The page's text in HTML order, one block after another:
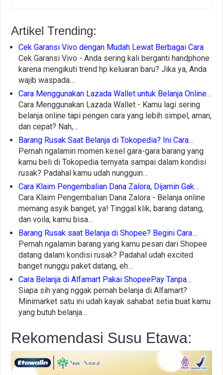
Artikel Trending:
Cek Garansi Vivo dengan Mudah Lewat Berbagai Cara
Cek Garansi Vivo - Anda sering kali berganti handphone
karena mengikuti trend hp keluaran baru? Jika ya, Anda
wajib waspada…
Cara Menggunakan Lazada Wallet untuk Belanja Online…
Cara Menggunakan Lazada Wallet - Kamu lagi sering
belanja online tapi pengen cara yang lebih simpel, aman,
dan cepat? Nah,…
Barang Rusak Saat Belanja di Tokopedia? Ini Cara…
Pernah ngalamin momen kesel gara-gara barang yang
kamu beli di Tokopedia ternyata sampai dalam kondisi
rusak? Padahal kamu udah nungguin…
Cara Klaim Pengembalian Dana Zalora, Dijamin Gak…
Cara Klaim Pengembalian Dana Zalora - Belanja online
memang asyik banget, ya! Tinggal klik, barang datang,
dan voila, kamu bisa…
Barang Rusak saat Belanja di Shopee? Begini Cara…
Pernah ngalamin barang yang kamu pesan dari Shopee
datang dalam kondisi rusak? Padahal udah excited
banget nunggu paket datang, eh…
Cara Belanja di Alfamart Pakai ShopeePay Tanpa…
Siapa sih yang nggak pernah belanja di Alfamart?
Minimarket satu ini udah kayak sahabat setia buat kamu
yang butuh belanja…
Rekomendasi Susu Etawa: